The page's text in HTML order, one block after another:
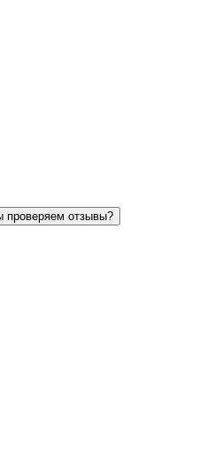
проверяем отзывы?